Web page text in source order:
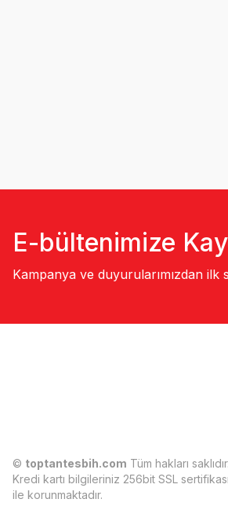
E-bültenimize
Kampanya ve duyurularımızdan ilk
© toptantesbih.com Tüm hakları saklıdır.
Kredi kartı bilgileriniz 256bit SSL sertifikası
ile korunmaktadır.